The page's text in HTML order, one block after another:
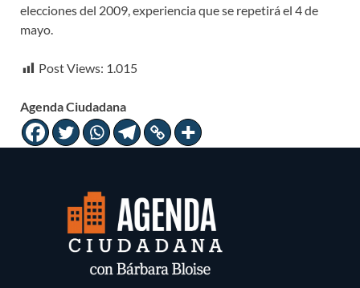
elecciones del 2009, experiencia que se repetirá el 4 de
mayo.
Post Views: 1.015
Agenda Ciudadana